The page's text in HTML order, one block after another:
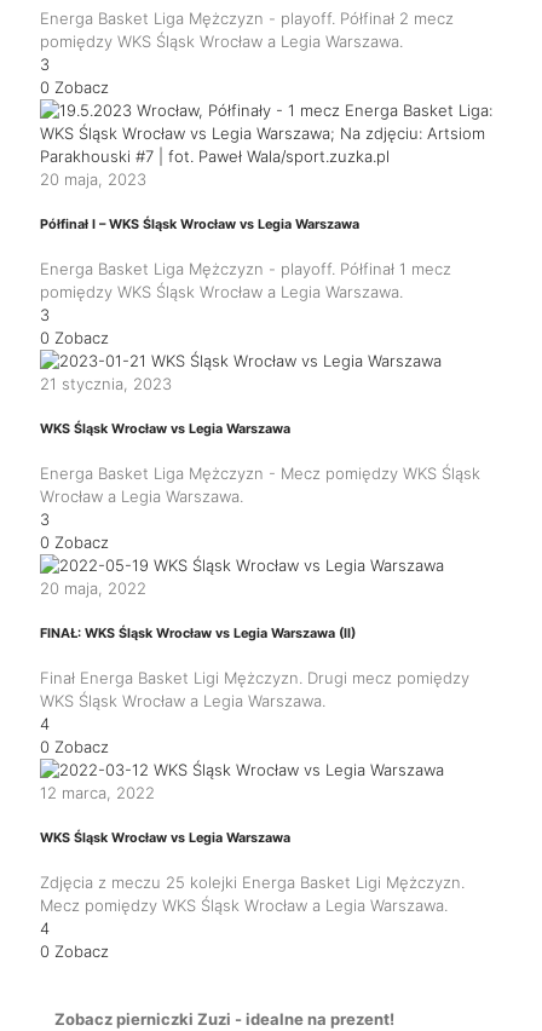
Energa Basket Liga Mężczyzn - playoff. Półfinał 2 mecz
pomiędzy WKS Śląsk Wrocław a Legia Warszawa.
3
0 Zobacz
20 maja, 2023
Półfinał I – WKS Śląsk Wrocław vs Legia Warszawa
Energa Basket Liga Mężczyzn - playoff. Półfinał 1 mecz
pomiędzy WKS Śląsk Wrocław a Legia Warszawa.
3
0 Zobacz
21 stycznia, 2023
WKS Śląsk Wrocław vs Legia Warszawa
Energa Basket Liga Mężczyzn - Mecz pomiędzy WKS Śląsk
Wrocław a Legia Warszawa.
3
0 Zobacz
20 maja, 2022
FINAŁ: WKS Śląsk Wrocław vs Legia Warszawa (II)
Finał Energa Basket Ligi Mężczyzn. Drugi mecz pomiędzy
WKS Śląsk Wrocław a Legia Warszawa.
4
0 Zobacz
12 marca, 2022
WKS Śląsk Wrocław vs Legia Warszawa
Zdjęcia z meczu 25 kolejki Energa Basket Ligi Mężczyzn.
Mecz pomiędzy WKS Śląsk Wrocław a Legia Warszawa.
4
0 Zobacz
Zobacz pierniczki Zuzi - idealne na prezent!